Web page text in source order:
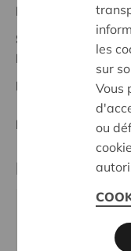
Projet supra-
Statut:
Réunion des
Date de décision:
Décision: En
Partenaire
LIBRAMONT-
les
sur
Vous
ou